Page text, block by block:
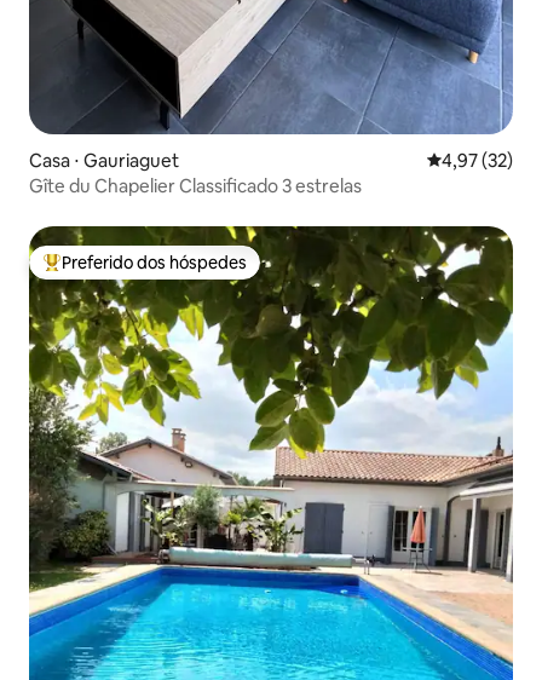
Casa ⋅ Gauriaguet 4,97 de uma
4,97 (32)
Gîte du Chapelier Classificado 3 estrelas
Entre os melhores preferidos dos hóspedes
Preferido dos hóspedes